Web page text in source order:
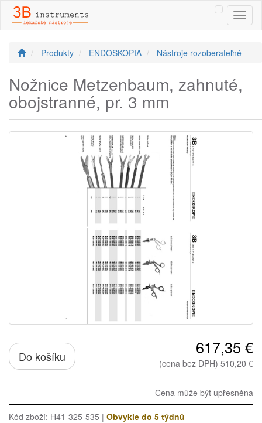
Produkty ENDOSKOPIA Nástroje rozoberateľné
Nožnice Metzenbaum, zahnuté,
obojstranné, pr. 3 mm
Do košíku 617,35 €
(cena bez DPH) 510,20 €
Cena může být upřesněna
Kód zboží: H41-325-535 | Obvykle do 5 týdnů